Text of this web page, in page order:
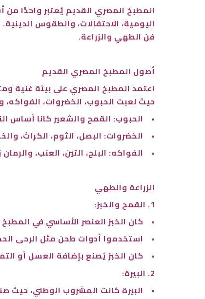
المطبخ المصري القديم يُعتبر واحدًا من
اليومية، الاحتفالات، والطقوس
فن الطهي والزراعة.
أصول المطبخ المصري القديم
اعتمد المطبخ المصري على بيئة غنية
حيث لعبت الحبوب، الخضروات، الفواكه،
•
الحبوب: القمح والشعير كانا أساس
•
الخضروات: البصل، الثوم، الكراث،
•
الفواكه: البلح، التين، العنب،
الزراعة والطهي
1. القمح والخبز:
•
كان الخبز العنصر الأساسي في
•
استخدموا أدوات طحن مثل الرحى
•
كان الخبز يُصنع بإضافة العسل أو
2. البيرة:
•
البيرة كانت المشروب الوطني، حيث